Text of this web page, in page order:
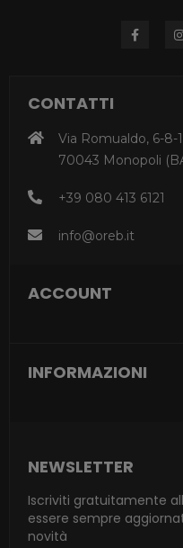
CONTATTI
Via Romualdo, 6-8-
70043 Monopoli
+39 080 413 6121
info@oreb.it
ACCOUNT
INFORMAZIONI
NEWSLETTER
Iscriviti gratuitamente
essere sempre
novità